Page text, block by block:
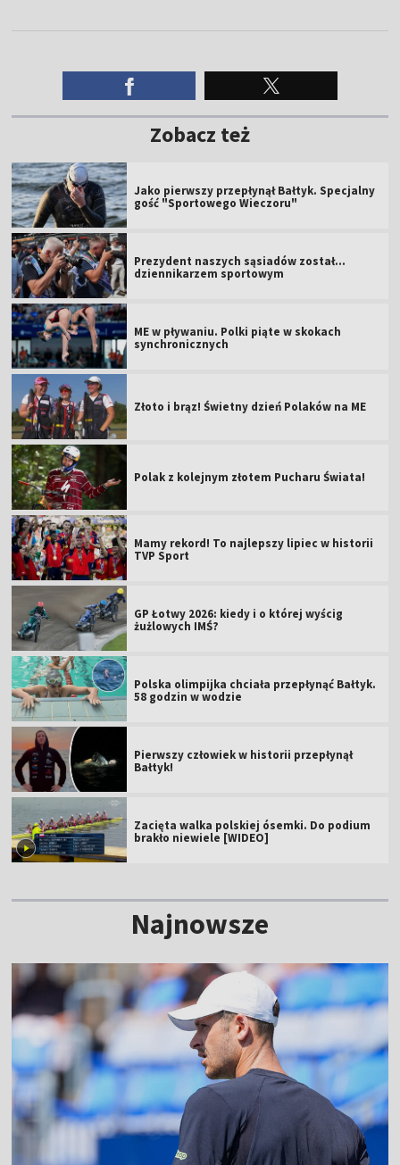
Zobacz też
Jako pierwszy przepłynął Bałtyk. Specjalny
gość "Sportowego Wieczoru"
Prezydent naszych sąsiadów został...
dziennikarzem sportowym
ME w pływaniu. Polki piąte w skokach
synchronicznych
Złoto i brąz! Świetny dzień Polaków na ME
Polak z kolejnym złotem Pucharu Świata!
Mamy rekord! To najlepszy lipiec w historii
TVP Sport
GP Łotwy 2026: kiedy i o której wyścig
żużlowych IMŚ?
Polska olimpijka chciała przepłynąć Bałtyk.
58 godzin w wodzie
Pierwszy człowiek w historii przepłynął
Bałtyk!
Zacięta walka polskiej ósemki. Do podium
brakło niewiele [WIDEO]
Najnowsze